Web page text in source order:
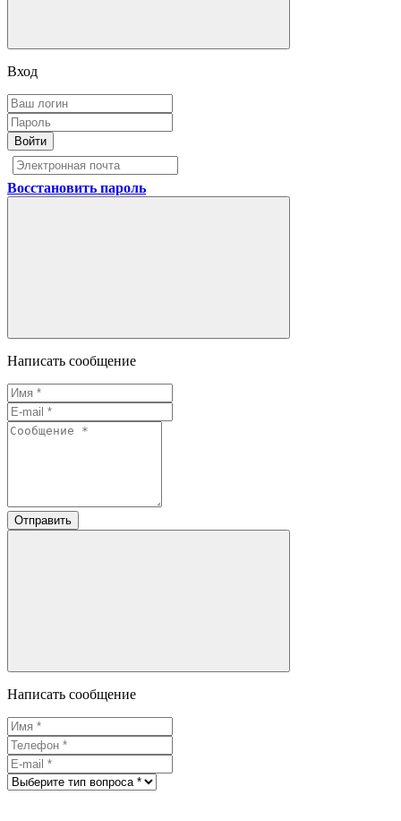
Вход
Войти
Восстановить пароль
Написать сообщение
Отправить
Написать сообщение